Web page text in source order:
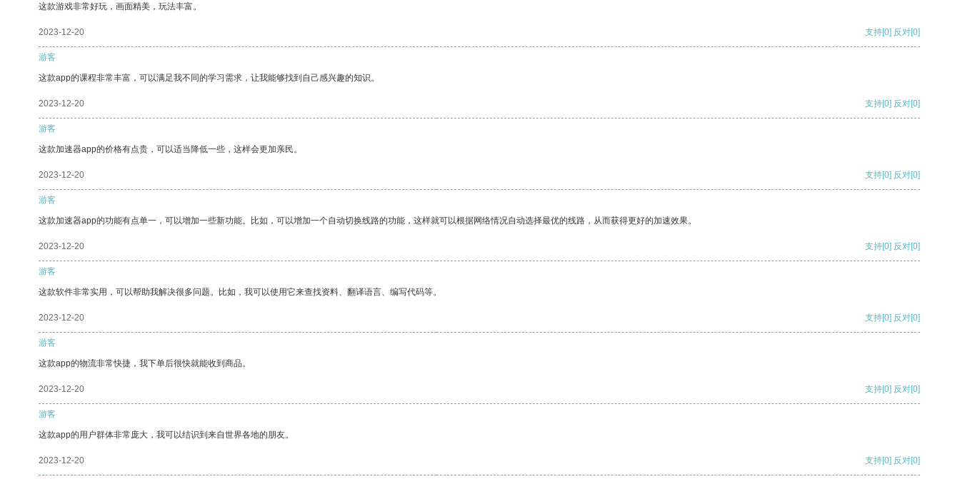
这款游戏非常好玩，画面精美，玩法丰富。
2023-12-20 支持[0] 反对[0]
游客
这款app的课程非常丰富，可以满足我不同的学习需求，让我能够找到自己感兴趣的知识。
2023-12-20 支持[0] 反对[0]
游客
这款加速器app的价格有点贵，可以适当降低一些，这样会更加亲民。
2023-12-20 支持[0] 反对[0]
游客
这款加速器app的功能有点单一，可以增加一些新功能。比如，可以增加一个自动切换线路的功能，这样就可以根据网络情况自动选择最优的线路，从而获得更好的加速效果。
2023-12-20 支持[0] 反对[0]
游客
这款软件非常实用，可以帮助我解决很多问题。比如，我可以使用它来查找资料、翻译语言、编写代码等。
2023-12-20 支持[0] 反对[0]
游客
这款app的物流非常快捷，我下单后很快就能收到商品。
2023-12-20 支持[0] 反对[0]
游客
这款app的用户群体非常庞大，我可以结识到来自世界各地的朋友。
2023-12-20 支持[0] 反对[0]